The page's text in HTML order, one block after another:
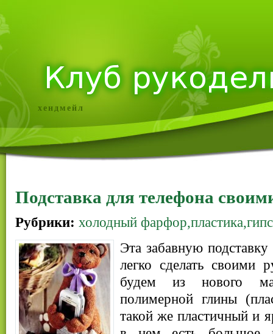
хендмейл
Подставка для телефона
Рубрики: холодный фарфор,пластика,гипс
Эта забавную
легко сделать своими
будем из нового
полимерной глины
такой же пластичный и